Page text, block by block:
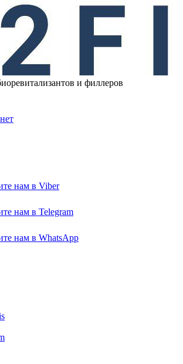
и филлеров
нам в Viber
нам в Telegram
нам в WhatsApp